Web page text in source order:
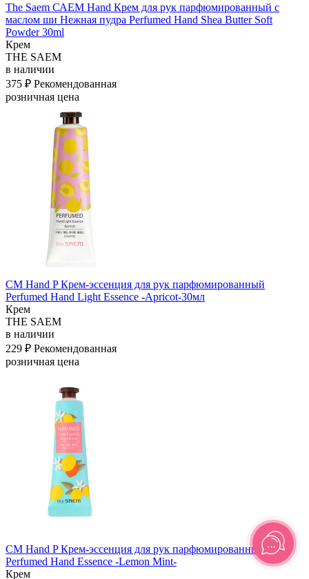
The Saem САЕМ Hand Крем для рук парфюмированный с
маслом ши Нежная пудра Perfumed Hand Shea Butter Soft
Powder 30ml
Крем
THE SAEM
в наличии
375 ₽ Рекомендованная
розничная цена
СМ Hand P Крем-эссенция для рук парфюмированный
Perfumed Hand Light Essence -Apricot-30мл
Крем
THE SAEM
в наличии
229 ₽ Рекомендованная
розничная цена
СМ Hand P Крем-эссенция для рук парфюмированный
Perfumed Hand Essence -Lemon Mint-
Крем